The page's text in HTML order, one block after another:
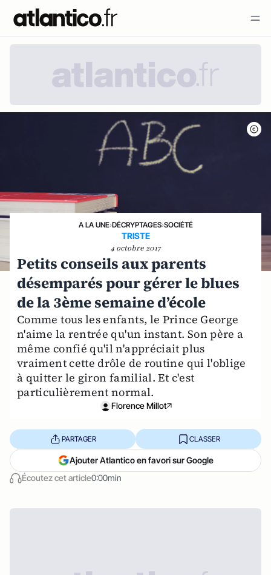
A LA UNE›DÉCRYPTAGES›SOCIÉTÉ
TRISTE
4 octobre 2017
Petits conseils aux parents
désemparés pour gérer le blues
de la 3ème semaine d’école
Comme tous les enfants, le Prince George
n'aime la rentrée qu'un instant. Son père a
même confié qu'il n'appréciait plus
vraiment cette drôle de routine qui l'oblige
à quitter le giron familial. Et c'est
particulièrement normal.
Florence Millot
Écoutez cet article0:00min
PARTAGER CLASSER
Ajouter Atlantico en favori sur Google